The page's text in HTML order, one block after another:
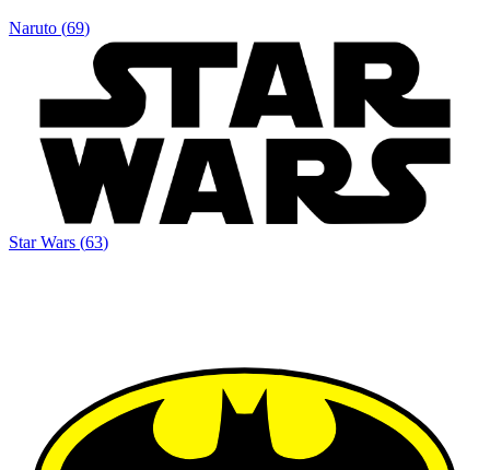
Naruto (69)
Star Wars (63)